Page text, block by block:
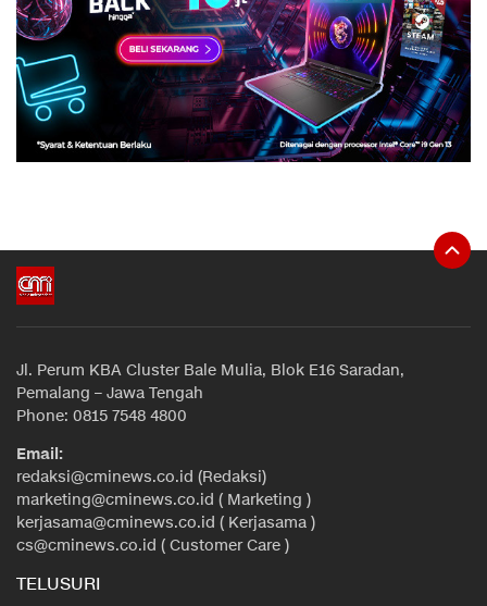
Jl. Perum KBA Cluster Bale Mulia, Blok E16 Saradan,
Pemalang – Jawa Tengah
Phone: 0815 7548 4800
Email:
redaksi@cminews.co.id (Redaksi)
marketing@cminews.co.id ( Marketing )
kerjasama@cminews.co.id ( Kerjasama )
cs@cminews.co.id ( Customer Care )
TELUSURI